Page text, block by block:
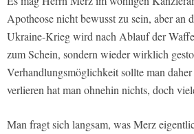
Apotheose nicht bewusst zu sein, aber an
Ukraine-Krieg wird nach Ablauf der
zum Schein, sondern wieder wirklich
Verhandlungsmöglichkeit sollte man
verlieren hat man ohnehin nichts, doch
Man fragt sich langsam, was Merz